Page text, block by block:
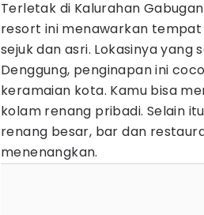
Terletak di Kalurahan
resort ini menawarkan
sejuk dan asri. Lokasinya
Denggung, penginapan ini
keramaian kota. Kamu bisa
kolam renang pribadi. Selain
renang besar, bar dan
menenangkan.